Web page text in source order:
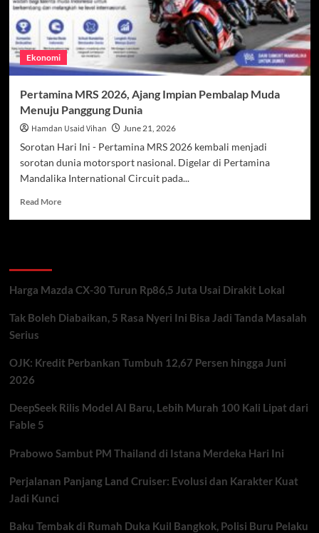
Ekonomi
Pertamina MRS 2026, Ajang Impian Pembalap Muda
Menuju Panggung Dunia
Hamdan Usaid Vihan June 21, 2026
Sorotan Hari Ini - Pertamina MRS 2026 kembali menjadi
sorotan dunia motorsport nasional. Digelar di Pertamina
Mandalika International Circuit pada...
Read MoreRead
Impian
Muda
Dunia
Harga Mazda CX-30 Turun Rp86,5 Juta Usai Dirakit Lokal
Tak Boleh Diabaikan, 5 Rasa Nyeri Ini Bisa Jadi Tanda Masalah
Serius
OJK: Kredit Perbankan Tumbuh 12,67 Persen hingga Juni
2026
DeepSeek Rilis Model AI Baru, Lebih Murah 100 Kali Lipat dari
Fable 5
Prabowo Sambut PM Thailand di Istana Merdeka Hari Ini
Perjalanan Panjang Land Cruiser: Evolusi dan Karakter Kuat
Jadi Kunci
Baku Tembak di Rumah Duka Kuil Bangkok, Polisi Buru Pelaku